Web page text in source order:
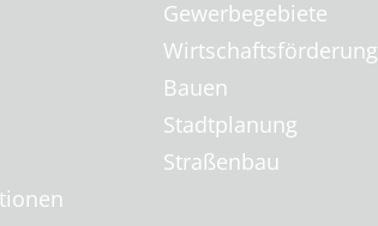
Gewerbegebiete
Wirtschaftsförderung
Bauen
Stadtplanung
Straßenbau